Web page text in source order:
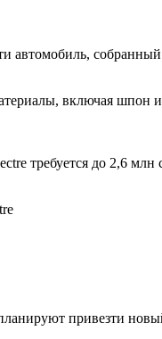
автомобиль,
включая шпон
требуется до 2,6
привезти